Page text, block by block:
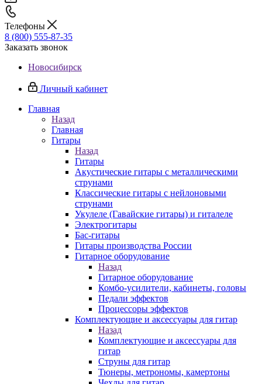
Телефоны
8 (800) 555-87-35
Заказать звонок
Новосибирск
Личный кабинет
Главная
Назад
Главная
Гитары
Назад
Гитары
Акустические гитары с металлическими
струнами
Классические гитары с нейлоновыми
струнами
Укулеле (Гавайские гитары) и гиталеле
Электрогитары
Бас-гитары
Гитары производства России
Гитарное оборудование
Назад
Гитарное оборудование
Комбо-усилители, кабинеты, головы
Педали эффектов
Процессоры эффектов
Комплектующие и аксессуары для гитар
Назад
Комплектующие и аксессуары для
гитар
Струны для гитар
Тюнеры, метрономы, камертоны